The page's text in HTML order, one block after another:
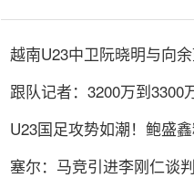
越南U23中卫阮晓明与向
跟队记者：3200万到3300
U23国足攻势如潮！鲍盛
塞尔：马竞引进李刚仁谈